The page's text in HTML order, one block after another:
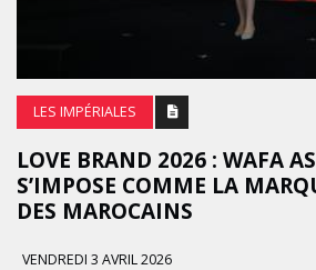
LES IMPÉRIALES
LOVE BRAND 2026 : WAFA
S’IMPOSE COMME LA
DES MAROCAINS
VENDREDI 3 AVRIL 2026